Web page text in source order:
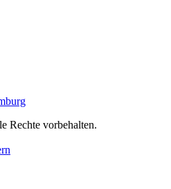
Rechte vorbehalten.